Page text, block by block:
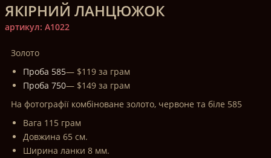
ЯКІРНИЙ ЛАНЦЮЖОК
артикул: A1022
Золото
Проба 585— $119 за грам
Проба 750— $149 за грам
На фотографії комбіноване золото, червоне та біле 585
Вага 115 грам
Довжина 65 см.
Ширина ланки 8 мм.